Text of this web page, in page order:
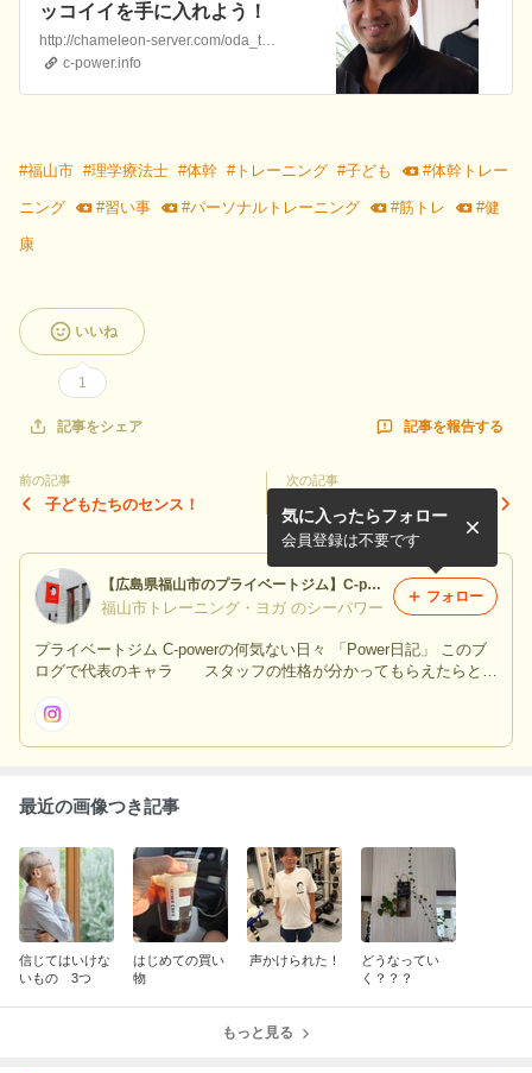
ッコイイを手に入れよう！
c-power.info
#福山市 #理学療法士 #体幹 #トレーニング #子ども #体幹トレー
ニング #習い事 #パーソナルトレーニング #筋トレ #健
康
いいね
1
記事をシェア 記事を報告する
前の記事
子どもたちのセンス！
次の記事
私にはとても大変なことよ
【広島県福山市のプライベートジム】C-power シーパワー
福山市トレーニング・ヨガ のシーパワー
プライベートジム C-powerの何気ない日々 「Power日記」 このブ
ログで代表のキャラ スタッフの性格が分かってもらえたらと思
気に入ったらフォロー
会員登録は不要です
フォロー
最近の画像つき記事
信じてはいけな
いもの 3つ
はじめての買い
物
声かけられた！
どうなってい
く？？？
もっと見る